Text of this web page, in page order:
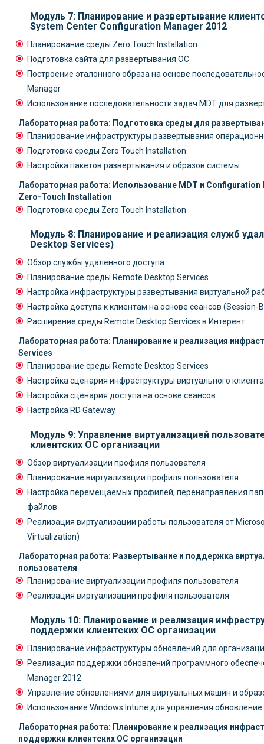
Модуль 7: Планирование и развертывание
System Center Configuration Manager 2012
Планирование среды Zero Touch Installation
Подготовка сайта для развертывания ОС
Построение эталонного образа на основе
Manager
Использование последовательности задач MDT для
Лабораторная работа: Подготовка среды для
Планирование инфраструктуры развертывания
Подготовка среды Zero Touch Installation
Настройка пакетов развертывания и образов системы
Лабораторная работа: Использование MDT и
Zero-Touch Installation
Подготовка среды Zero Touch Installation
Модуль 8: Планирование и реализация служб
Desktop Services)
Обзор службы удаленного доступа
Планирование среды Remote Desktop Services
Настройка инфраструктуры развертывания виртуальной
Настройка доступа к клиентам на основе сеансов (Session-
Расширение среды Remote Desktop Services в Интерент
Лабораторная работа: Планирование и реализация
Services
Планирование среды Remote Desktop Services
Настройка сценария инфраструктуры виртуального клиента
Настройка сценария доступа на основе сеансов
Настройка RD Gateway
Модуль 9: Управление виртуализацией
клиентских ОС организации
Обзор виртуализации профиля пользователя
Планирование виртуализации профиля пользователя
Настройка перемещаемых профилей, перенаправления
файлов
Реализация виртуализации работы пользователя от
Virtualization)
Лабораторная работа: Развертывание и поддержка
пользователя
Планирование виртуализации профиля пользователя
Реализация виртуализации профиля пользователя
Модуль 10: Планирование и реализация
поддержки клиентских ОС организации
Планирование инфраструктуры обновлений для
Реализация поддержки обновлений программного
Manager 2012
Управление обновлениями для виртуальных машин и
Использование Windows Intune для управления
Лабораторная работа: Планирование и реализация
поддержки клиентских ОС организации